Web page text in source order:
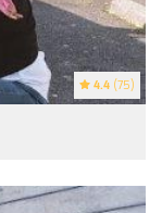
4.4 (75)